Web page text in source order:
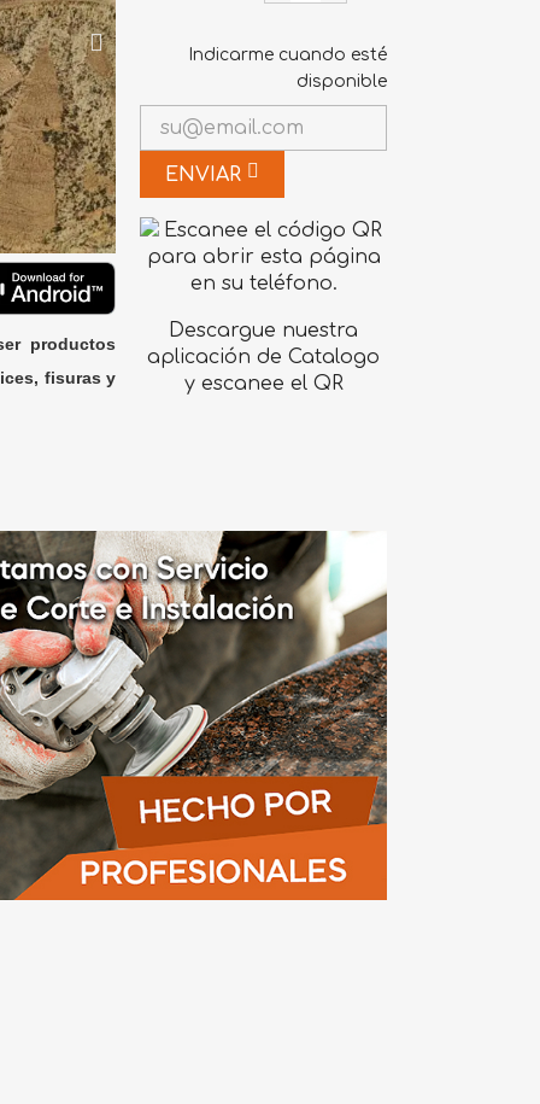
productos
fisuras y
Indicarme cuando esté
disponible
ENVIAR
Descargue nuestra
aplicación de Catalogo
y escanee el QR